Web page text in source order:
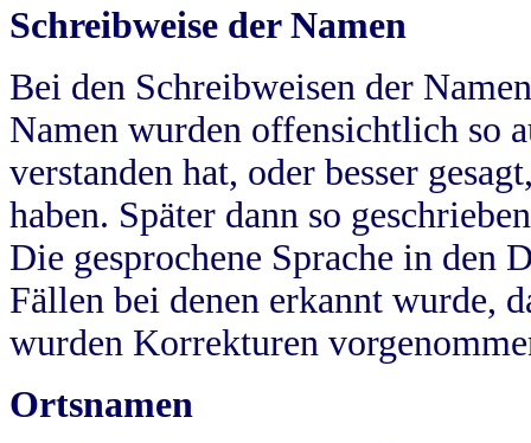
Schreibweise der Namen
Bei den Schreibweisen der
Namen wurden offensichtlich so
verstanden hat, oder besser
haben. Später dann so
Die gesprochene Sprache in
Fällen bei denen erkannt wurde,
wurden Korrekturen
Ortsnamen